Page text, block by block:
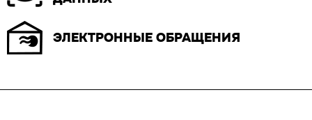
ЭЛЕКТРОННЫЕ ОБРАЩЕНИЯ